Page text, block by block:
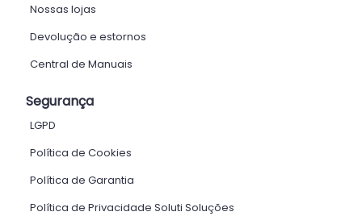
Nossas lojas
Devolução e estornos
Central de Manuais
Segurança
LGPD
Política de Cookies
Política de Garantia
Política de Privacidade Soluti Soluções